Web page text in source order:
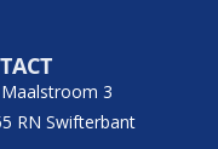
3
RN Swifterbant